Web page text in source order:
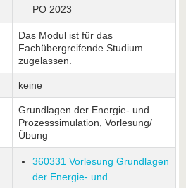
PO 2023
Das Modul ist für das
Fachübergreifende Studium
zugelassen.
keine
Grundlagen der Energie- und
Prozesssimulation, Vorlesung/
Übung
360331 Vorlesung Grundlagen
der Energie- und